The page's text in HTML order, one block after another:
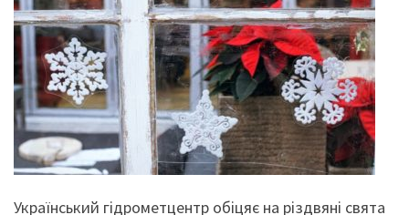
Український гідрометцентр обіцяє на різдвяні свята